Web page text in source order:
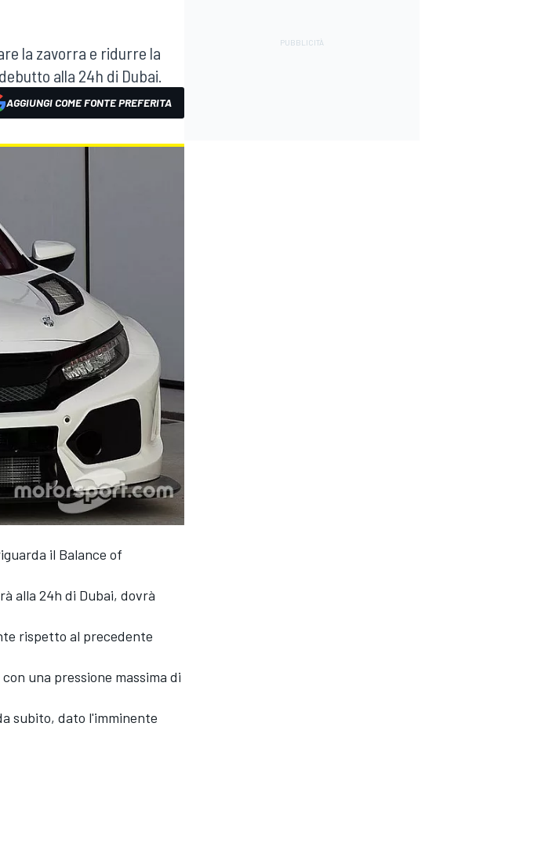
la zavorra e ridurre la
alla 24h di Dubai.
AGGIUNGI COME FONTE PREFERITA
il Balance of
alla 24h di Dubai, dovrà
rispetto al precedente
una pressione massima di
subito, dato l'imminente